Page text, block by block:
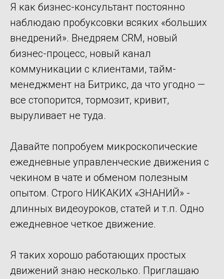
Я как бизнес-консультант постоянно
наблюдаю пробуксовки всяких «больших
внедрений». Внедряем CRM, новый
бизнес-процесс, новый канал
коммуникации с клиентами, тайм-
менеджмент на Битрикс, да что угодно —
все стопорится, тормозит, кривит,
выруливает не туда.
Давайте попробуем микроскопические
ежедневные управленческие движения с
чекином в чате и обменом полезным
опытом. Строго НИКАКИХ «ЗНАНИЙ» -
длинных видеоуроков, статей и т.п. Одно
ежедневное четкое движение.
Я таких хорошо работающих простых
движений знаю несколько. Приглашаю